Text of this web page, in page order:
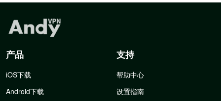
产品
iOS下载
Android下载
支持
帮助中心
设置指南